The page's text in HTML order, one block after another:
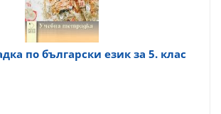
по български език за 5. клас